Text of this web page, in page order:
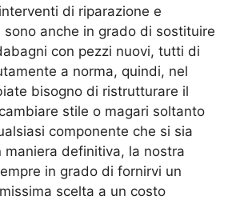
di riparazione e
sono anche in grado di sostituire
con pezzi nuovi, tutti di
a norma, quindi, nel
bisogno di ristrutturare il
stile o magari soltanto
componente che si sia
maniera definitiva, la nostra
in grado di fornirvi un
scelta a un costo